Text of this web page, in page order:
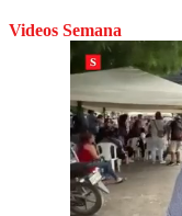
Videos Semana